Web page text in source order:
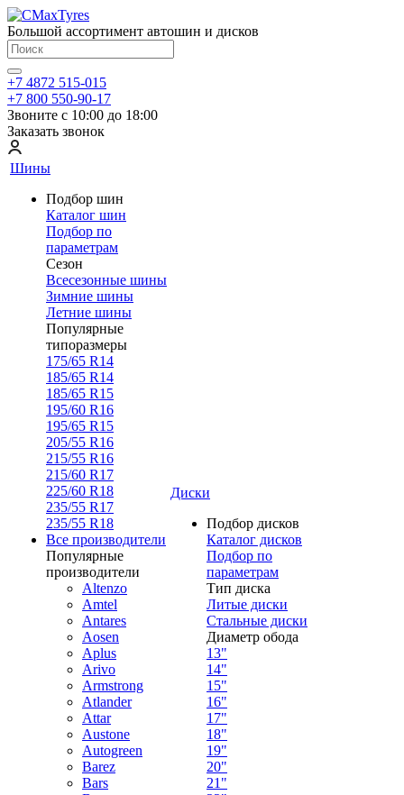
Большой ассортимент автошин и дисков
+7 4872 515-015
+7 800 550-90-17
Звоните с 10:00 до 18:00
Заказать звонок
Шины
Подбор шин
Каталог шин
Подбор по
параметрам
Сезон
Всесезонные шины
Зимние шины
Летние шины
Популярные
типоразмеры
175/65 R14
185/65 R14
185/65 R15
195/60 R16
195/65 R15
205/55 R16
215/55 R16
215/60 R17
225/60 R18
235/55 R17
235/55 R18
Все производители
Популярные
производители
Altenzo
Amtel
Antares
Aosen
Aplus
Arivo
Armstrong
Atlander
Attar
Austone
Autogreen
Barez
Bars
Диски
Подбор дисков
Каталог дисков
Подбор по
параметрам
Тип диска
Литые диски
Стальные диски
Диаметр обода
13"
14"
15"
16"
17"
18"
19"
20"
21"